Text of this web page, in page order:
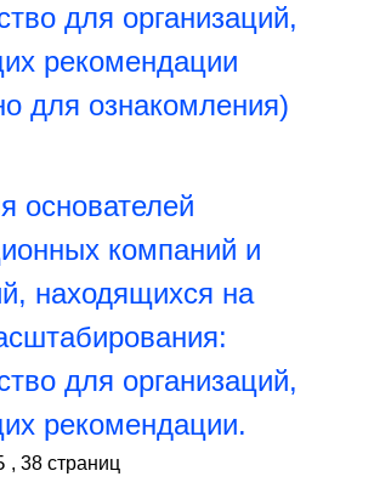
для организаций,
рекомендации
для ознакомления)
основателей
компаний и
находящихся на
для организаций,
рекомендации.
, 38 страниц